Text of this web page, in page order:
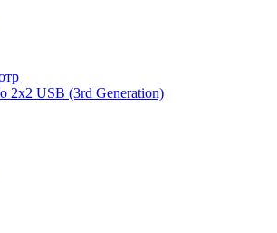
2x2 USB (3rd Generation)